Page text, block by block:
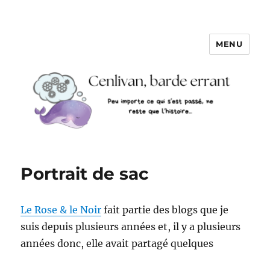
MENU
Portrait de sac
Le Rose & le Noir fait partie des blogs que je
suis depuis plusieurs années et, il y a plusieurs
années donc, elle avait partagé quelques